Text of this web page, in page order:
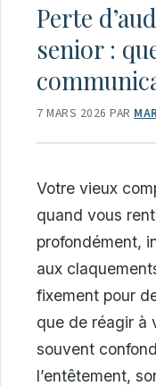
Perte
senior :
7 MARS 2026 PAR
Votre vieux
quand vous
profondément,
aux
fixement pour
que de réagir à
souvent
l’entêtement,